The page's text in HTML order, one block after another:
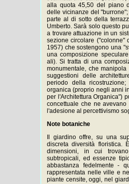
alla quota 45,50 del piano
delle vicinanze del
parte al di sotto della
Umberto. Sarà solo questo
a trovare attuazione in un
sezione circolare ("colonne"
1957) che sostengono una
una composizione
ali). Si tratta di una
monumentale, che
suggestioni delle
periodo della
organica (proprio negli anni
per l'Architettura Organica")
concettuale che ne
l'adesione al percettivismo
Note botaniche
Il giardino offre, su una
discreta diversità floristica.
dimensioni, in cui
subtropicali, ed essenze
abbastanza fedelmente -
rappresentata nelle ville e
piante censite, oggi, nel